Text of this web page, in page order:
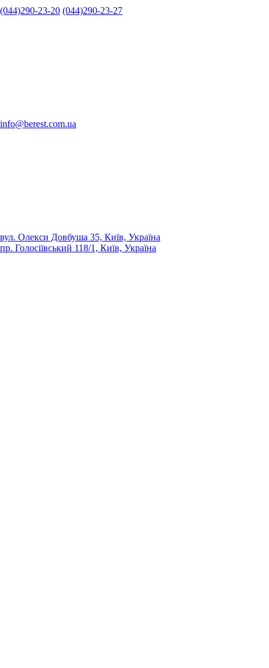
(044)290-23-20 (044)290-23-27
info@berest.com.ua
вул. Олекси Довбуша 35, Київ, Україна
пр. Голосіївський 118/1, Київ, Україна